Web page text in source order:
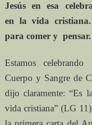
Jesús en esa
en la vida
para comer y pensar.
Estamos
Cuerpo y Sangre de
dijo claramente: “Es
vida cristiana” (LG